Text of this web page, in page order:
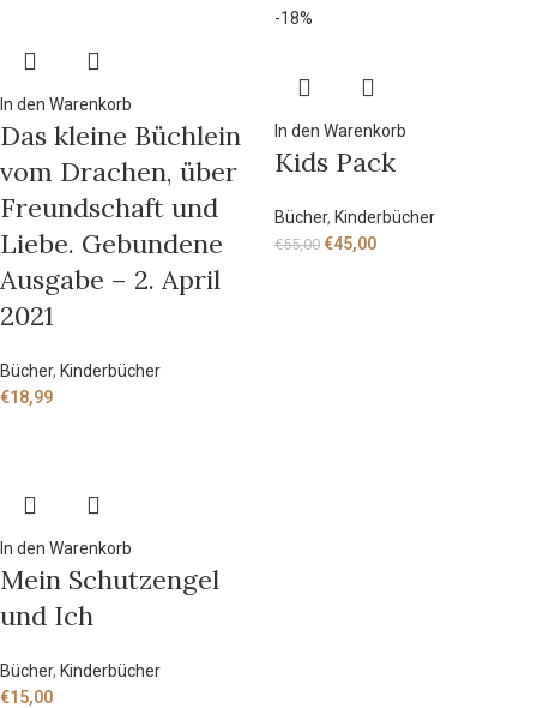
In den Warenkorb
Das kleine Büchlein
vom Drachen, über
Freundschaft und
Liebe. Gebundene
Ausgabe – 2. April
2021
Bücher, Kinderbücher
€18,99
-18%
In den Warenkorb
Kids Pack
Bücher, Kinderbücher
€55,00 €45,00
In den Warenkorb
Mein Schutzengel
und Ich
Bücher, Kinderbücher
€15,00